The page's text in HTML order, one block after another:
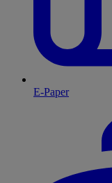
E-Paper